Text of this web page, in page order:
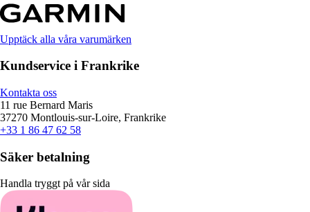
Upptäck alla våra varumärken
Kundservice i Frankrike
Kontakta oss
11 rue Bernard Maris
37270 Montlouis-sur-Loire, Frankrike
+33 1 86 47 62 58
Säker betalning
Handla tryggt på vår sida